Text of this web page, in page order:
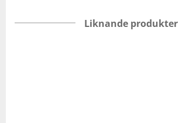
Liknande produkter